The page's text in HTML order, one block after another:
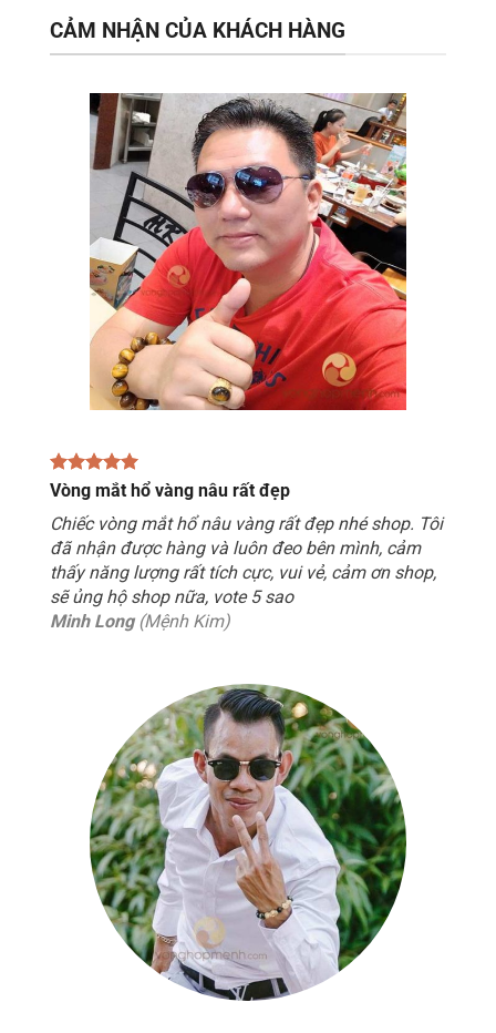
CẢM NHẬN CỦA KHÁCH HÀNG
Vòng mắt hổ vàng nâu rất đẹp
Chiếc vòng mắt hổ nâu vàng rất đẹp nhé shop. Tôi
đã nhận được hàng và luôn đeo bên mình, cảm
thấy năng lượng rất tích cực, vui vẻ, cảm ơn shop,
sẽ ủng hộ shop nữa, vote 5 sao
Minh Long (Mệnh Kim)